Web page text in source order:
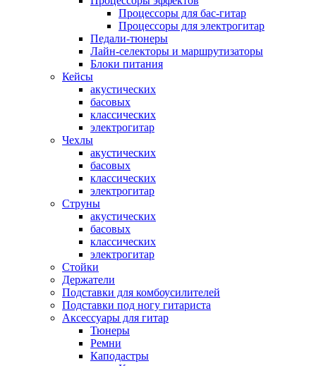
Процессоры для бас-гитар
Процессоры для электрогитар
Педали-тюнеры
Лайн-селекторы и маршрутизаторы
Блоки питания
Кейсы
акустических
басовых
классических
электрогитар
Чехлы
акустических
басовых
классических
электрогитар
Струны
акустических
басовых
классических
электрогитар
Стойки
Держатели
Подставки для комбоусилителей
Подставки под ногу гитариста
Аксессуары для гитар
Тюнеры
Ремни
Каподастры